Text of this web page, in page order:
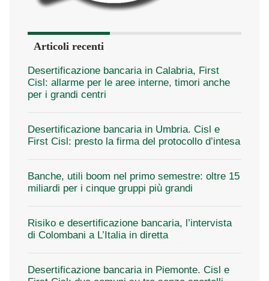
Articoli recenti
Desertificazione bancaria in Calabria, First
Cisl: allarme per le aree interne, timori anche
per i grandi centri
Desertificazione bancaria in Umbria. Cisl e
First Cisl: presto la firma del protocollo d’intesa
Banche, utili boom nel primo semestre: oltre 15
miliardi per i cinque gruppi più grandi
Risiko e desertificazione bancaria, l’intervista
di Colombani a L’Italia in diretta
Desertificazione bancaria in Piemonte. Cisl e